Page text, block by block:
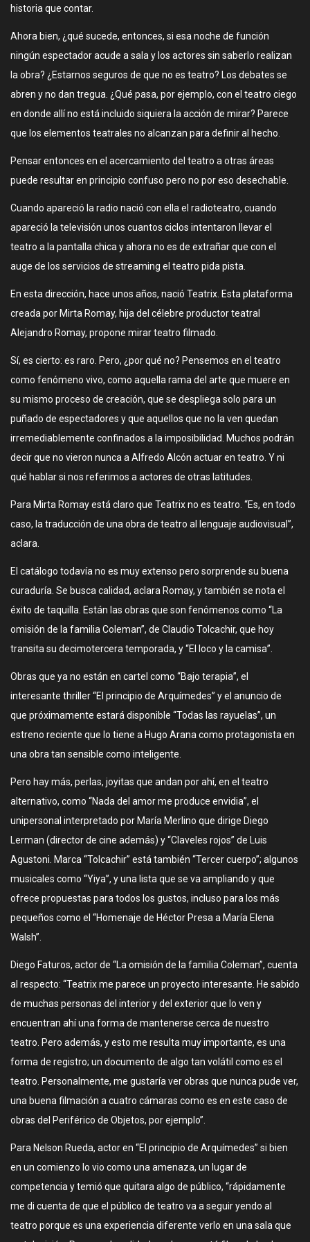
historia que contar.
Ahora bien, ¿qué sucede, entonces, si esa noche de función
ningún espectador acude a sala y los actores sin saberlo realizan
la obra? ¿Estarnos seguros de que no es teatro? Los debates se
abren y no dan tregua. ¿Qué pasa, por ejemplo, con el teatro ciego
en donde allí no está incluido siquiera la acción de mirar? Parece
que los elementos teatrales no alcanzan para definir al hecho.
Pensar entonces en el acercamiento del teatro a otras áreas
puede resultar en principio confuso pero no por eso desechable.
Cuando apareció la radio nació con ella el radioteatro, cuando
apareció la televisión unos cuantos ciclos intentaron llevar el
teatro a la pantalla chica y ahora no es de extrañar que con el
auge de los servicios de streaming el teatro pida pista.
En esta dirección, hace unos años, nació Teatrix. Esta plataforma
creada por Mirta Romay, hija del célebre productor teatral
Alejandro Romay, propone mirar teatro filmado.
Sí, es cierto: es raro. Pero, ¿por qué no? Pensemos en el teatro
como fenómeno vivo, como aquella rama del arte que muere en
su mismo proceso de creación, que se despliega solo para un
puñado de espectadores y que aquellos que no la ven quedan
irremediablemente confinados a la imposibilidad. Muchos podrán
decir que no vieron nunca a Alfredo Alcón actuar en teatro. Y ni
qué hablar si nos referimos a actores de otras latitudes.
Para Mirta Romay está claro que Teatrix no es teatro. “Es, en todo
caso, la traducción de una obra de teatro al lenguaje audiovisual”,
aclara.
El catálogo todavía no es muy extenso pero sorprende su buena
curaduría. Se busca calidad, aclara Romay, y también se nota el
éxito de taquilla. Están las obras que son fenómenos como “La
omisión de la familia Coleman”, de Claudio Tolcachir, que hoy
transita su decimotercera temporada, y “El loco y la camisa”.
Obras que ya no están en cartel como “Bajo terapia”, el
interesante thriller “El principio de Arquímedes” y el anuncio de
que próximamente estará disponible “Todas las rayuelas”, un
estreno reciente que lo tiene a Hugo Arana como protagonista en
una obra tan sensible como inteligente.
Pero hay más, perlas, joyitas que andan por ahí, en el teatro
alternativo, como “Nada del amor me produce envidia”, el
unipersonal interpretado por María Merlino que dirige Diego
Lerman (director de cine además) y “Claveles rojos” de Luis
Agustoni. Marca “Tolcachir” está también “Tercer cuerpo”; algunos
musicales como “Yiya”, y una lista que se va ampliando y que
ofrece propuestas para todos los gustos, incluso para los más
pequeños como el “Homenaje de Héctor Presa a María Elena
Walsh”.
Diego Faturos, actor de “La omisión de la familia Coleman”, cuenta
al respecto: “Teatrix me parece un proyecto interesante. He sabido
de muchas personas del interior y del exterior que lo ven y
encuentran ahí una forma de mantenerse cerca de nuestro
teatro. Pero además, y esto me resulta muy importante, es una
forma de registro; un documento de algo tan volátil como es el
teatro. Personalmente, me gustaría ver obras que nunca pude ver,
una buena filmación a cuatro cámaras como es en este caso de
obras del Periférico de Objetos, por ejemplo”.
Para Nelson Rueda, actor en “El principio de Arquímedes” si bien
en un comienzo lo vio como una amenaza, un lugar de
competencia y temió que quitara algo de público, “rápidamente
me di cuenta de que el público de teatro va a seguir yendo al
teatro porque es una experiencia diferente verlo en una sala que